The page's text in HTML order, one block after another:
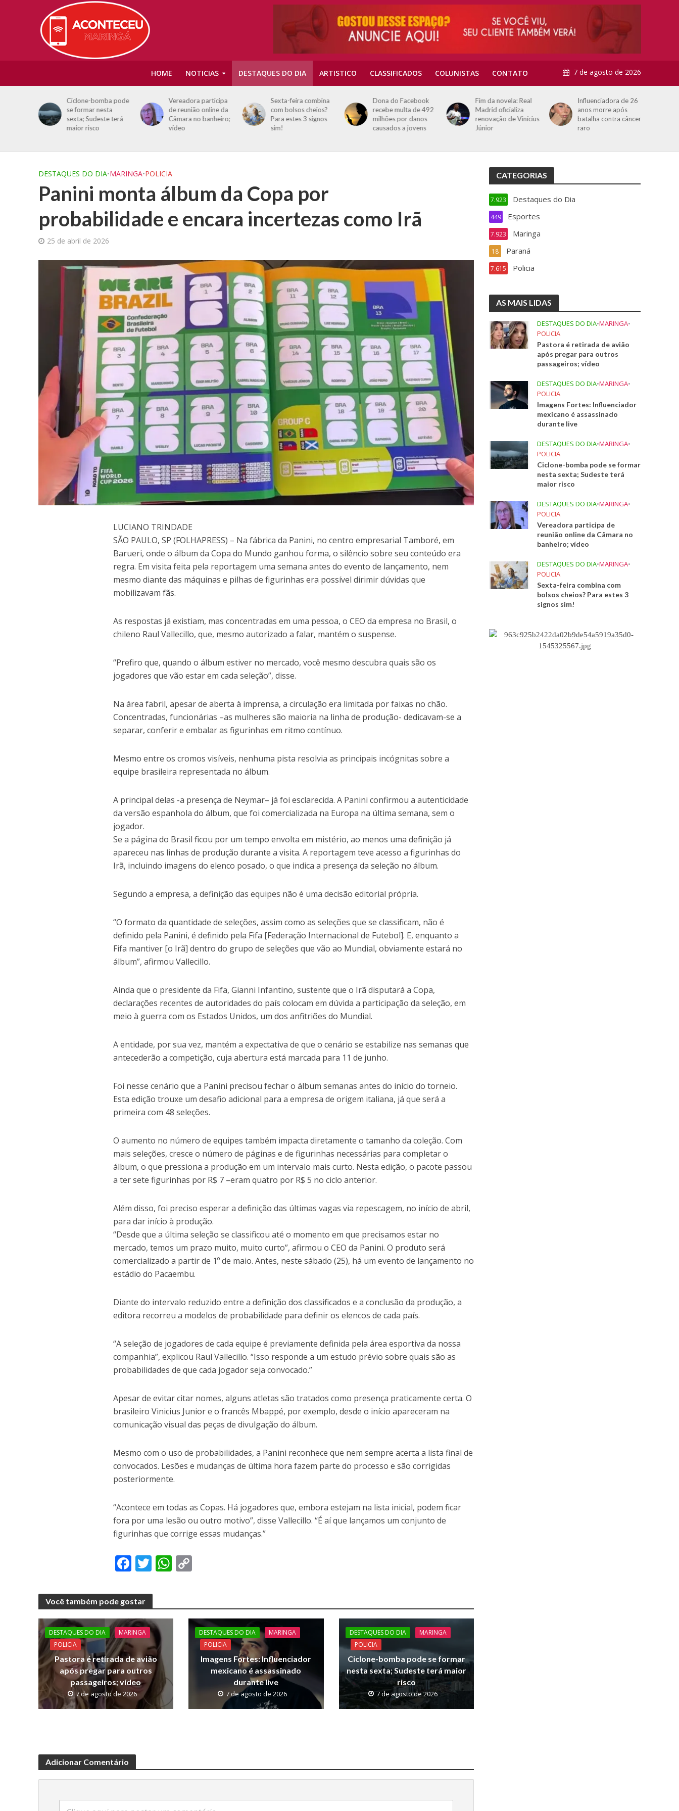
HOME NOTICIAS DESTAQUES DO DIA ARTISTICO CLASSIFICADOS COLUNISTAS CONTATO 7 de agosto de 2026
Ciclone-bomba pode
se formar nesta
sexta; Sudeste terá
maior risco
Vereadora participa
de reunião online da
Câmara no banheiro;
vídeo
Sexta-feira combina
com bolsos cheios?
Para estes 3 signos
sim!
Dona do Facebook
recebe multa de 492
milhões por danos
causados a jovens
Fim da novela: Real
Madrid oficializa
renovação de Vinícius
Júnior
Influenciadora de 26
anos morre após
batalha contra câncer
raro
DESTAQUES DO DIA•MARINGA•POLICIA
Panini monta álbum da Copa por
probabilidade e encara incertezas como Irã
25 de abril de 2026
LUCIANO TRINDADE
SÃO PAULO, SP (FOLHAPRESS) – Na fábrica da Panini, no centro empresarial Tamboré, em
Barueri, onde o álbum da Copa do Mundo ganhou forma, o silêncio sobre seu conteúdo era
regra. Em visita feita pela reportagem uma semana antes do evento de lançamento, nem
mesmo diante das máquinas e pilhas de figurinhas era possível dirimir dúvidas que
mobilizavam fãs.
As respostas já existiam, mas concentradas em uma pessoa, o CEO da empresa no Brasil, o
chileno Raul Vallecillo, que, mesmo autorizado a falar, mantém o suspense.
“Prefiro que, quando o álbum estiver no mercado, você mesmo descubra quais são os
jogadores que vão estar em cada seleção”, disse.
Na área fabril, apesar de aberta à imprensa, a circulação era limitada por faixas no chão.
Concentradas, funcionárias –as mulheres são maioria na linha de produção- dedicavam-se a
separar, conferir e embalar as figurinhas em ritmo contínuo.
Mesmo entre os cromos visíveis, nenhuma pista resolvia as principais incógnitas sobre a
equipe brasileira representada no álbum.
A principal delas -a presença de Neymar– já foi esclarecida. A Panini confirmou a autenticidade
da versão espanhola do álbum, que foi comercializada na Europa na última semana, sem o
jogador.
Se a página do Brasil ficou por um tempo envolta em mistério, ao menos uma definição já
apareceu nas linhas de produção durante a visita. A reportagem teve acesso a figurinhas do
Irã, incluindo imagens do elenco posado, o que indica a presença da seleção no álbum.
Segundo a empresa, a definição das equipes não é uma decisão editorial própria.
“O formato da quantidade de seleções, assim como as seleções que se classificam, não é
definido pela Panini, é definido pela Fifa [Federação Internacional de Futebol]. E, enquanto a
Fifa mantiver [o Irã] dentro do grupo de seleções que vão ao Mundial, obviamente estará no
álbum”, afirmou Vallecillo.
Ainda que o presidente da Fifa, Gianni Infantino, sustente que o Irã disputará a Copa,
declarações recentes de autoridades do país colocam em dúvida a participação da seleção, em
meio à guerra com os Estados Unidos, um dos anfitriões do Mundial.
A entidade, por sua vez, mantém a expectativa de que o cenário se estabilize nas semanas que
antecederão a competição, cuja abertura está marcada para 11 de junho.
Foi nesse cenário que a Panini precisou fechar o álbum semanas antes do início do torneio.
Esta edição trouxe um desafio adicional para a empresa de origem italiana, já que será a
primeira com 48 seleções.
O aumento no número de equipes também impacta diretamente o tamanho da coleção. Com
mais seleções, cresce o número de páginas e de figurinhas necessárias para completar o
álbum, o que pressiona a produção em um intervalo mais curto. Nesta edição, o pacote passou
a ter sete figurinhas por R$ 7 –eram quatro por R$ 5 no ciclo anterior.
Além disso, foi preciso esperar a definição das últimas vagas via repescagem, no início de abril,
para dar início à produção.
“Desde que a última seleção se classificou até o momento em que precisamos estar no
mercado, temos um prazo muito, muito curto”, afirmou o CEO da Panini. O produto será
comercializado a partir de 1º de maio. Antes, neste sábado (25), há um evento de lançamento no
estádio do Pacaembu.
Diante do intervalo reduzido entre a definição dos classificados e a conclusão da produção, a
editora recorreu a modelos de probabilidade para definir os elencos de cada país.
“A seleção de jogadores de cada equipe é previamente definida pela área esportiva da nossa
companhia”, explicou Raul Vallecillo. “Isso responde a um estudo prévio sobre quais são as
probabilidades de que cada jogador seja convocado.”
Apesar de evitar citar nomes, alguns atletas são tratados como presença praticamente certa. O
brasileiro Vinicius Junior e o francês Mbappé, por exemplo, desde o início apareceram na
comunicação visual das peças de divulgação do álbum.
Mesmo com o uso de probabilidades, a Panini reconhece que nem sempre acerta a lista final de
convocados. Lesões e mudanças de última hora fazem parte do processo e são corrigidas
posteriormente.
“Acontece em todas as Copas. Há jogadores que, embora estejam na lista inicial, podem ficar
fora por uma lesão ou outro motivo”, disse Vallecillo. “É aí que lançamos um conjunto de
figurinhas que corrige essas mudanças.”
F
e
b
o
o
k
T
itt
er
W
s y
Li
n
Você também pode gostar
DESTAQUES DO DIA
MARINGA
POLICIA
Pastora é retirada de avião
após pregar para outros
passageiros; vídeo
7 de agosto de 2026
DESTAQUES DO DIA
MARINGA
POLICIA
Imagens Fortes: Influenciador
mexicano é assassinado
durante live
7 de agosto de 2026
DESTAQUES DO DIA
MARINGA
POLICIA
Ciclone-bomba pode se formar
nesta sexta; Sudeste terá maior
risco
7 de agosto de 2026
Adicionar Comentário
CATEGORIAS
Destaques do Dia
7.923
Esportes
449
Maringa
7.923
Paraná
18
Policia
7.615
AS MAIS LIDAS
DESTAQUES DO DIA•MARINGA•
POLICIA
Pastora é retirada de avião
após pregar para outros
passageiros; vídeo
DESTAQUES DO DIA•MARINGA•
POLICIA
Imagens Fortes: Influenciador
mexicano é assassinado
durante live
DESTAQUES DO DIA•MARINGA•
POLICIA
Ciclone-bomba pode se formar
nesta sexta; Sudeste terá
maior risco
DESTAQUES DO DIA•MARINGA•
POLICIA
Vereadora participa de
reunião online da Câmara no
banheiro; vídeo
DESTAQUES DO DIA•MARINGA•
POLICIA
Sexta-feira combina com
bolsos cheios? Para estes 3
signos sim!